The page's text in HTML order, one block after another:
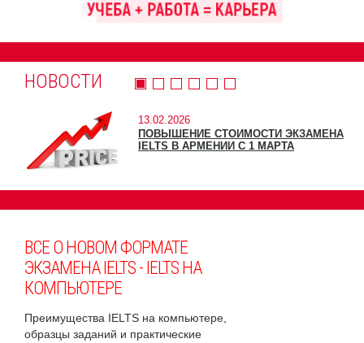
НОВОСТИ
13.02.2026
ПОВЫШЕНИЕ СТОИМОСТИ ЭКЗАМЕНА
IELTS В АРМЕНИИ С 1 МАРТА
ВСЕ О НОВОМ ФОРМАТЕ
ЭКЗАМЕНА IELTS - IELTS НА
КОМПЬЮТЕРЕ
Преимущества IELTS на компьютере,
образцы заданий и практические